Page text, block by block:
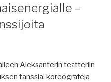
–
Aleksanterin teatteriin
tanssia, koreografeja